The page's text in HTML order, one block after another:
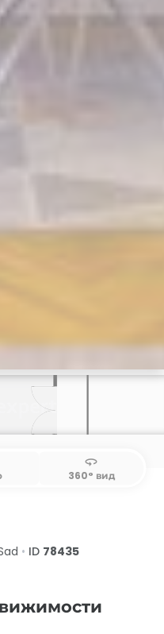
360
360° вид
• ID 78435